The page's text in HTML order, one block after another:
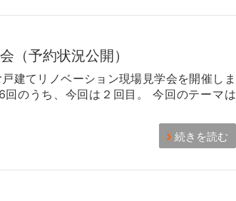
（予約状況公開）
建てリノベーション現場見学会を開催しま
のうち、今回は２回目。 今回のテーマは
続きを読む